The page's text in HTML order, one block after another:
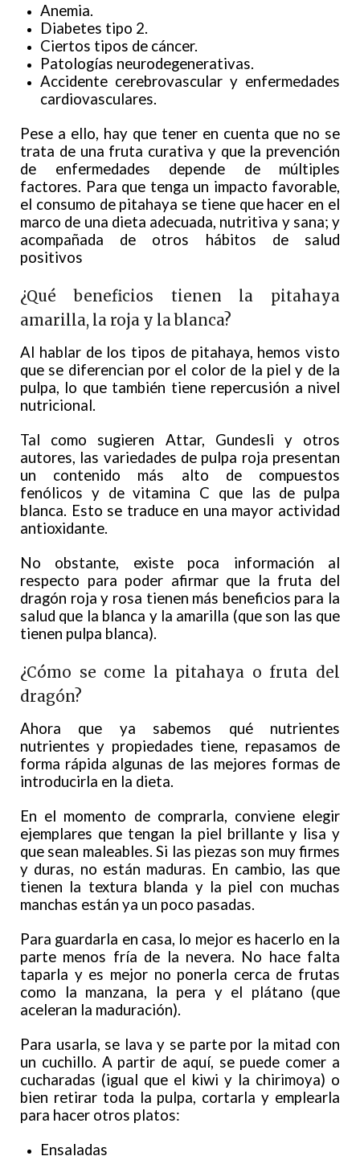
Anemia.
Diabetes tipo 2.
Ciertos tipos de cáncer.
Patologías neurodegenerativas.
Accidente cerebrovascular y enfermedades
cardiovasculares.
Pese a ello, hay que tener en cuenta que no se
trata de una fruta curativa y que la prevención
de enfermedades depende de múltiples
factores. Para que tenga un impacto favorable,
el consumo de pitahaya se tiene que hacer en el
marco de una dieta adecuada, nutritiva y sana; y
acompañada de otros hábitos de salud
positivos
¿Qué beneficios tienen la pitahaya
amarilla, la roja y la blanca?
Al hablar de los tipos de pitahaya, hemos visto
que se diferencian por el color de la piel y de la
pulpa, lo que también tiene repercusión a nivel
nutricional.
Tal como sugieren Attar, Gundesli y otros
autores, las variedades de pulpa roja presentan
un contenido más alto de compuestos
fenólicos y de vitamina C que las de pulpa
blanca. Esto se traduce en una mayor actividad
antioxidante.
No obstante, existe poca información al
respecto para poder afirmar que la fruta del
dragón roja y rosa tienen más beneficios para la
salud que la blanca y la amarilla (que son las que
tienen pulpa blanca).
¿Cómo se come la pitahaya o fruta del
dragón?
Ahora que ya sabemos qué nutrientes
nutrientes y propiedades tiene, repasamos de
forma rápida algunas de las mejores formas de
introducirla en la dieta.
En el momento de comprarla, conviene elegir
ejemplares que tengan la piel brillante y lisa y
que sean maleables. Si las piezas son muy firmes
y duras, no están maduras. En cambio, las que
tienen la textura blanda y la piel con muchas
manchas están ya un poco pasadas.
Para guardarla en casa, lo mejor es hacerlo en la
parte menos fría de la nevera. No hace falta
taparla y es mejor no ponerla cerca de frutas
como la manzana, la pera y el plátano (que
aceleran la maduración).
Para usarla, se lava y se parte por la mitad con
un cuchillo. A partir de aquí, se puede comer a
cucharadas (igual que el kiwi y la chirimoya) o
bien retirar toda la pulpa, cortarla y emplearla
para hacer otros platos:
Ensaladas